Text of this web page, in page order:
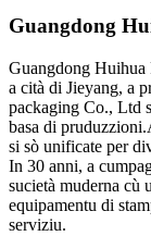
Guangdong
Guangdong
a cità di Jieyang, a
packaging Co., Ltd
basa di
si sò unificate per
In 30 anni, a
sucietà muderna cù
equipamentu di
serviziu.